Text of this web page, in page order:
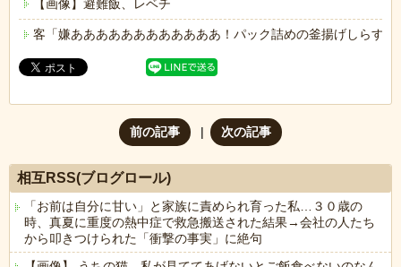
【画像】避難飯、レベチ
客「嫌ああああああああああああ！パック詰めの釜揚げしらす
前の記事 次の記事
相互RSS(ブログロール)
「お前は自分に甘い」と家族に責められ育った私…３０歳の
時、真夏に重度の熱中症で救急搬送された結果→会社の人たち
から叩きつけられた「衝撃の事実」に絶句